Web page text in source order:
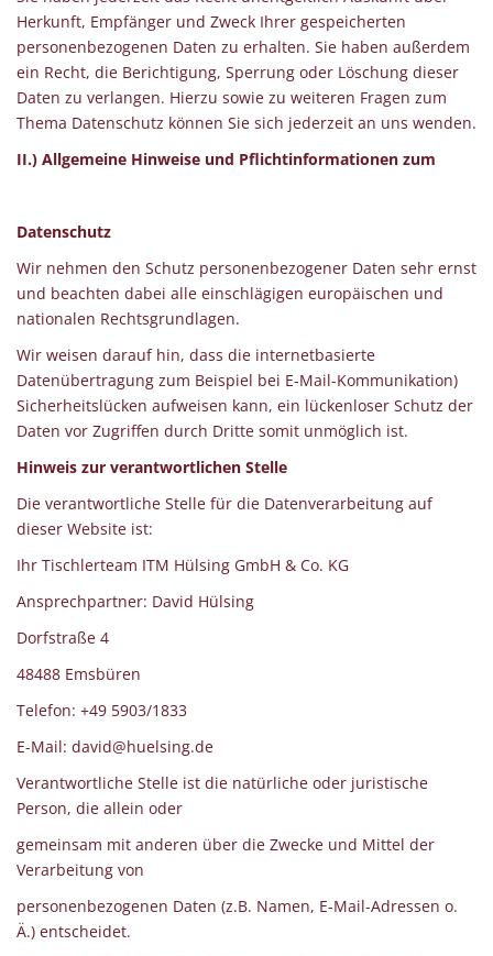
Herkunft, Empfänger und Zweck Ihrer gespeicherten
personenbezogenen Daten zu erhalten. Sie haben außerdem
ein Recht, die Berichtigung, Sperrung oder Löschung dieser
Daten zu verlangen. Hierzu sowie zu weiteren Fragen zum
Thema Datenschutz können Sie sich jederzeit an uns wenden.
II.) Allgemeine Hinweise und Pflichtinformationen zum
Datenschutz
Wir nehmen den Schutz personenbezogener Daten sehr ernst
und beachten dabei alle einschlägigen europäischen und
nationalen Rechtsgrundlagen.
Wir weisen darauf hin, dass die internetbasierte
Datenübertragung zum Beispiel bei E-Mail-Kommunikation)
Sicherheitslücken aufweisen kann, ein lückenloser Schutz der
Daten vor Zugriffen durch Dritte somit unmöglich ist.
Hinweis zur verantwortlichen Stelle
Die verantwortliche Stelle für die Datenverarbeitung auf
dieser Website ist:
Ihr Tischlerteam ITM Hülsing GmbH & Co. KG
Ansprechpartner: David Hülsing
Dorfstraße 4
48488 Emsbüren
Telefon: +49 5903/1833
E-Mail: david@huelsing.de
Verantwortliche Stelle ist die natürliche oder juristische
Person, die allein oder
gemeinsam mit anderen über die Zwecke und Mittel der
Verarbeitung von
personenbezogenen Daten (z.B. Namen, E-Mail-Adressen o.
Ä.) entscheidet.